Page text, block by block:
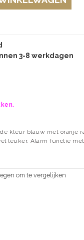
3-8 werkdagen
kleur blauw met oranje
leuker. Alarm functie
om te vergelijken